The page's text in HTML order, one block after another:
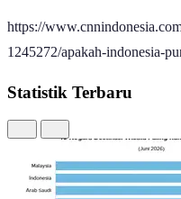
https://
1245272/apakah-indonesia-
Statistik Terbaru